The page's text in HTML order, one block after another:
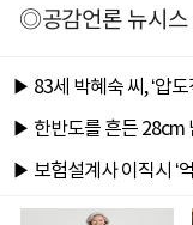
◎공감언론 뉴시스